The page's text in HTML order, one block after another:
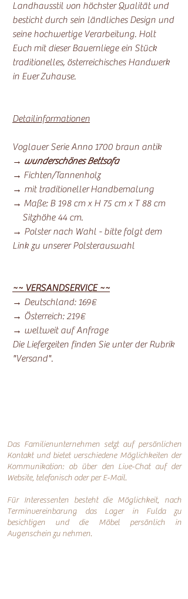
Landhausstil von höchster Qualität und
besticht durch sein ländliches Design und
seine hochwertige Verarbeitung. Holt
Euch mit dieser Bauernliege ein Stück
traditionelles, österreichisches Handwerk
in Euer Zuhause.
Detailinformationen
Voglauer Serie Anno 1700 braun antik
→ wunderschönes Bettsofa
→ Fichten/Tannenholz
→ mit traditioneller Handbemalung
→ Maße: B 198 cm x H 75 cm x T 88 cm
Sitzhöhe 44 cm.
→ Polster nach Wahl - bitte folgt dem
Link zu unserer Polsterauswahl
~~ VERSANDSERVICE ~~
→ Deutschland: 169€
→ Österreich: 219€
→ weltweit auf Anfrage
Die Lieferzeiten finden Sie unter der Rubrik
"Versand".
Das Familienunternehmen setzt auf persönlichen
Kontakt und bietet verschiedene Möglichkeiten der
Kommunikation: ob über den Live-Chat auf der
Website, telefonisch oder perE-Mail.
Für Interessenten besteht die Möglichkeit, nach
Terminvereinbarung das Lager in Fulda zu
besichtigen und die Möbel persönlich in
Augenschein zu nehmen.